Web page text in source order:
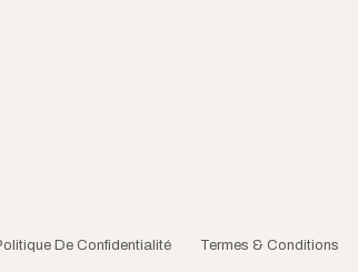
De Confidentialité Termes & Conditions